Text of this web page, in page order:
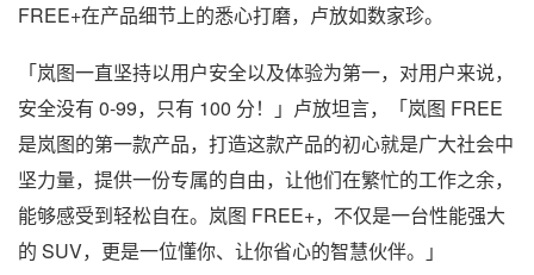
FREE+在产品细节上的悉心打磨，卢放如数家珍。
「岚图一直坚持以用户安全以及体验为第一，对用户来说，
安全没有 0-99，只有 100 分！」卢放坦言，「岚图 FREE
是岚图的第一款产品，打造这款产品的初心就是广大社会中
坚力量，提供一份专属的自由，让他们在繁忙的工作之余，
能够感受到轻松自在。岚图 FREE+，不仅是一台性能强大
的 SUV，更是一位懂你、让你省心的智慧伙伴。」